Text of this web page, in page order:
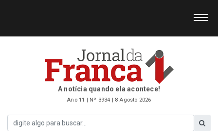
A notícia quando ela acontece!
Ano 11 | Nº 3934 | 8 Agosto 2026